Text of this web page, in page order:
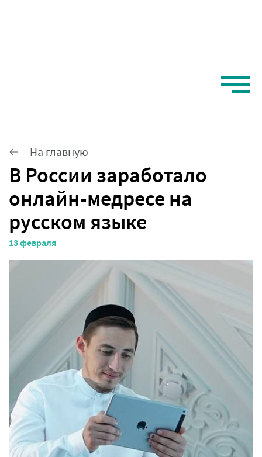
На главную
В России заработало
онлайн-медресе на
русском языке
13 февраля